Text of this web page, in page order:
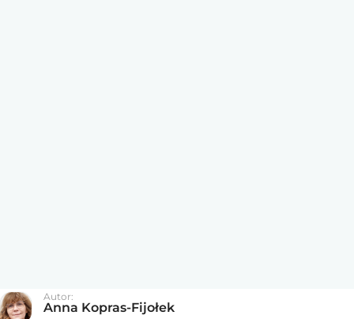
Autor:
Anna Kopras-Fijołek